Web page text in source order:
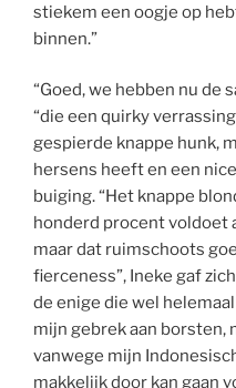
stiekem een oogje op
binnen.”
“Goed, we hebben nu de
“die een quirky
gespierde knappe hunk,
hersens heeft en een
buiging. “Het knappe
honderd procent voldoet
maar dat ruimschoots
fierceness”, Ineke gaf
de enige die wel
mijn gebrek aan borsten,
vanwege mijn
makkelijk door kan gaan